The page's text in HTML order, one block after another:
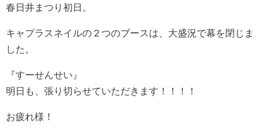
春日井まつり初日。
キャプラスネイルの２つのブースは、大盛況で幕を閉じま
した。
『すーせんせい』
明日も、張り切らせていただきます！！！！
お疲れ様！